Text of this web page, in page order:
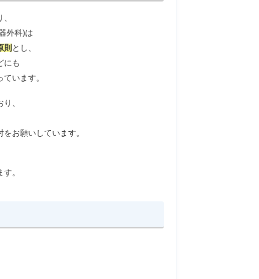
外科)は
則 とし、
にも
います。
、
お願いしています。
。